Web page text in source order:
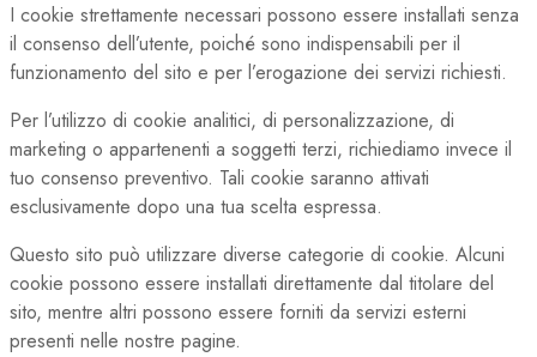
I cookie strettamente necessari possono essere installati senza
il consenso dell’utente, poiché sono indispensabili per il
funzionamento del sito e per l’erogazione dei servizi richiesti.
Per l’utilizzo di cookie analitici, di personalizzazione, di
marketing o appartenenti a soggetti terzi, richiediamo invece il
tuo consenso preventivo. Tali cookie saranno attivati
esclusivamente dopo una tua scelta espressa.
Questo sito può utilizzare diverse categorie di cookie. Alcuni
cookie possono essere installati direttamente dal titolare del
sito, mentre altri possono essere forniti da servizi esterni
presenti nelle nostre pagine.